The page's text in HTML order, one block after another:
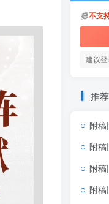
不支
建议
推
附稿|党
附稿|以
附稿|《
附稿|AI